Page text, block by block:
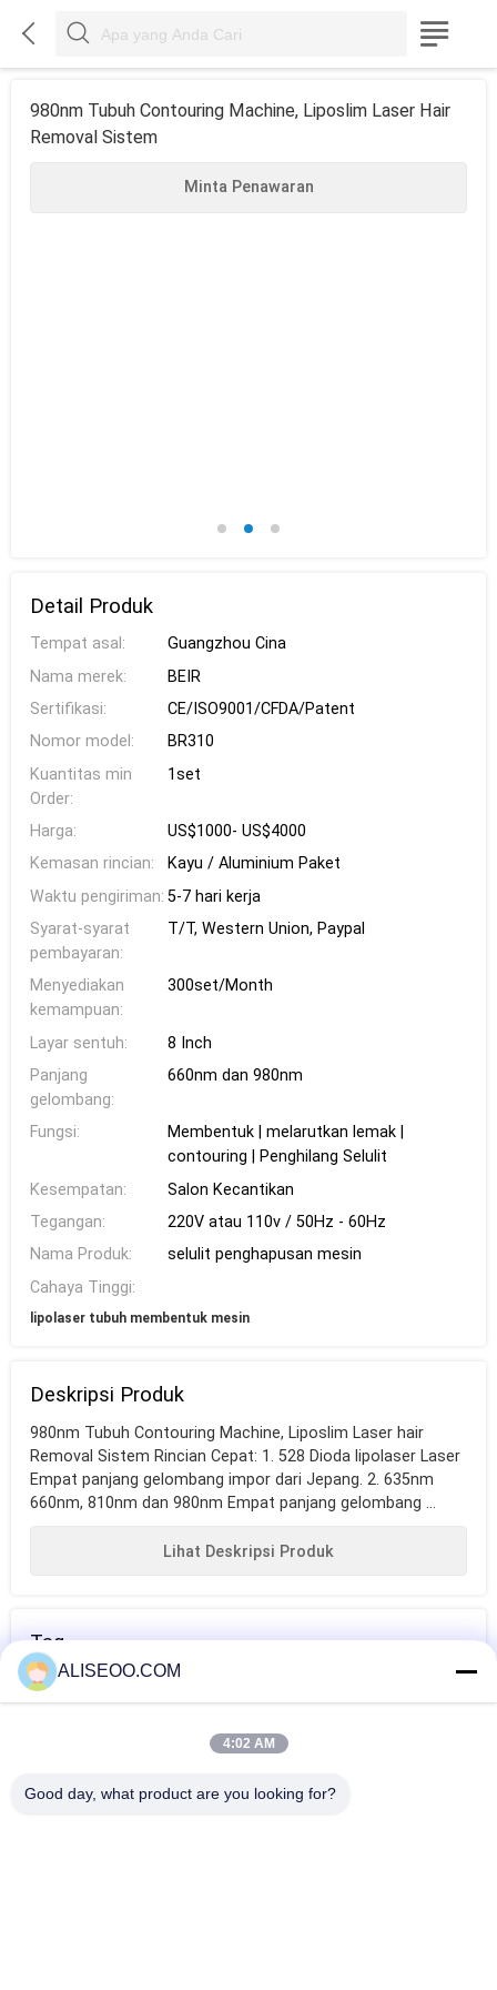
  
980nm Tubuh Contouring Machine, Liposlim Laser Hair
Removal Sistem
Minta Penawaran
Detail Produk
Tempat asal:
Guangzhou Cina
Nama merek:
BEIR
Sertifikasi:
CE/ISO9001/CFDA/Patent
Nomor model:
BR310
Kuantitas min
Order:
1set
Harga:
US$1000- US$4000
Kemasan rincian:
Kayu / Aluminium Paket
Waktu pengiriman: 5-7 hari kerja
Syarat-syarat
pembayaran:
T/T, Western Union, Paypal
Menyediakan
kemampuan:
300set/Month
Layar sentuh:
8 Inch
Panjang
gelombang:
660nm dan 980nm
Fungsi:
Membentuk | melarutkan lemak |
contouring | Penghilang Selulit
Kesempatan:
Salon Kecantikan
Tegangan:
220V atau 110v / 50Hz - 60Hz
Nama Produk:
selulit penghapusan mesin
Cahaya Tinggi:
lipolaser tubuh membentuk mesin
Deskripsi Produk
980nm Tubuh Contouring Machine, Liposlim Laser hair
Removal Sistem Rincian Cepat: 1. 528 Dioda lipolaser Laser
Empat panjang gelombang impor dari Jepang. 2. 635nm
660nm, 810nm dan 980nm Empat panjang gelombang ...
Lihat Deskripsi Produk
Tag
penurunan berat
rencana diet
untuk
berat badan
menurunkan
ALISEOO.COM
4:02 AM
Good day, what product are you looking for?